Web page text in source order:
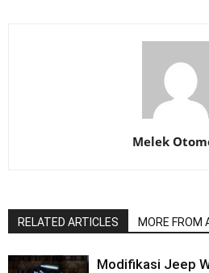
Melek
RELATED ARTICLES MORE FROM
Modifikasi Jeep